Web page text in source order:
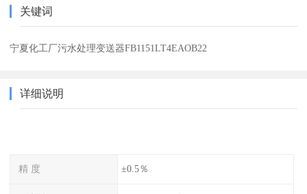
关键词
宁夏化工厂污水处理变送器FB1151LT4EAOB22
详细说明
精 度 ±0.5％